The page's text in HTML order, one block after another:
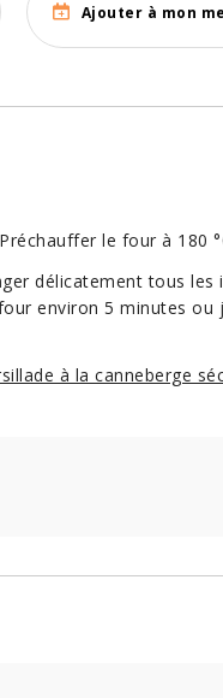
Ajouter à mon
le four à 180
délicatement tous les
environ 5 minutes
à la canneberge